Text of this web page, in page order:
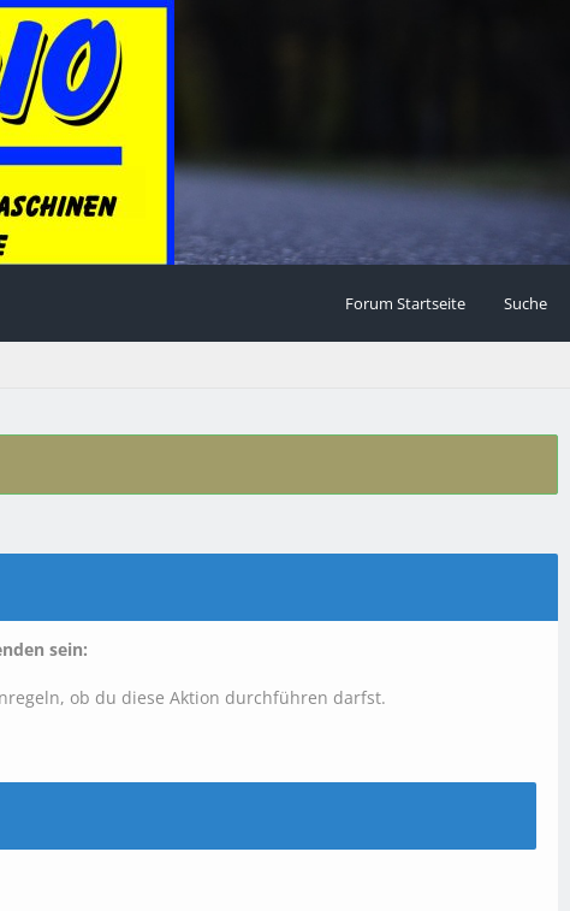
Forum Startseite Suche
sein:
ob du diese Aktion durchführen darfst.